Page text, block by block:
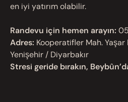
en iyi yatırım olabilir.
Randevu için hemen arayın:
Adres: Kooperatifler Mah. Yaşar
Yenişehir / Diyarbakır
Stresi geride bırakın,